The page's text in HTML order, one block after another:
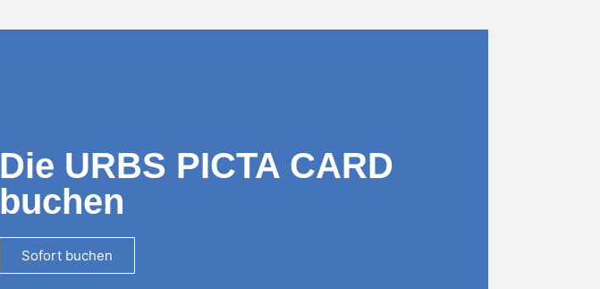
Die URBS PICTA CARD
buchen
Sofort buchen